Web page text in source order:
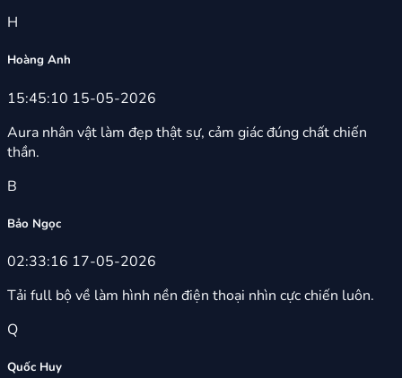
H
Hoàng Anh
15:45:10 15-05-2026
Aura nhân vật làm đẹp thật sự, cảm giác đúng chất chiến
thần.
B
Bảo Ngọc
02:33:16 17-05-2026
Tải full bộ về làm hình nền điện thoại nhìn cực chiến luôn.
Q
Quốc Huy